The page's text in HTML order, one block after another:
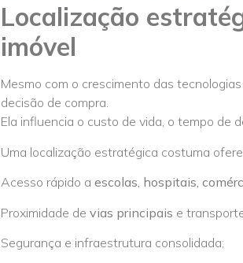
Localização
imóvel
Mesmo com o crescimento das
decisão de compra.
Ela influencia o custo de vida, o tempo de
Uma localização estratégica costuma
Acesso rápido a escolas, hospitais,
Proximidade de vias principais e
Segurança e infraestrutura consolidada;